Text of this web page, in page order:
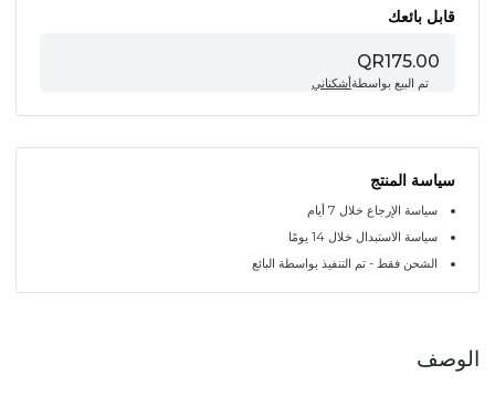
قابل بائعك
QR175.00
تم البيع بواسطةأشكناني
سياسة المنتج
سياسة الإرجاع خلال 7 أيام
سياسة الاستبدال خلال 14 يومًا
الشحن فقط - تم التنفيذ بواسطة البائع
الوصف